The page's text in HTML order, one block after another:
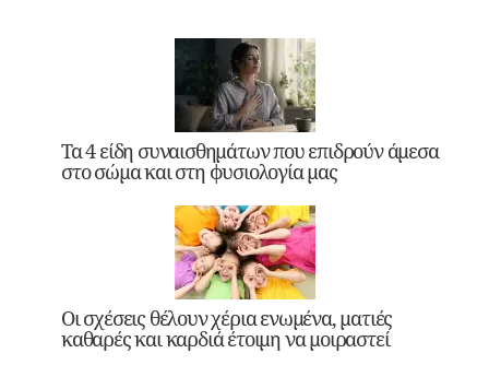
Τα 4 είδη συναισθημάτων που επιδρούν άμεσα
στο σώμα και στη φυσιολογία μας
Οι σχέσεις θέλουν χέρια ενωμένα, ματιές
καθαρές και καρδιά έτοιμη να μοιραστεί